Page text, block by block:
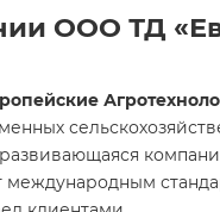
ООО ТД
международным